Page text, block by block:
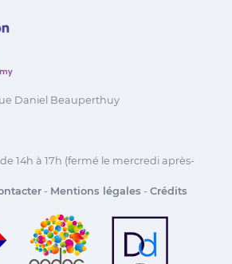
Saint-Martin, Saint
Daniel Beauperthuy
14h à 17h (fermé le mercredi après-
- Mentions légales - Crédits